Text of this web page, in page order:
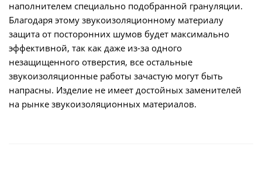
наполнителем специально подобранной грануляции.
Благодаря этому звукоизоляционному материалу
защита от посторонних шумов будет максимально
эффективной, так как даже из-за одного
незащищенного отверстия, все остальные
звукоизоляционные работы зачастую могут быть
напрасны. Изделие не имеет достойных заменителей
на рынке звукоизоляционных материалов.